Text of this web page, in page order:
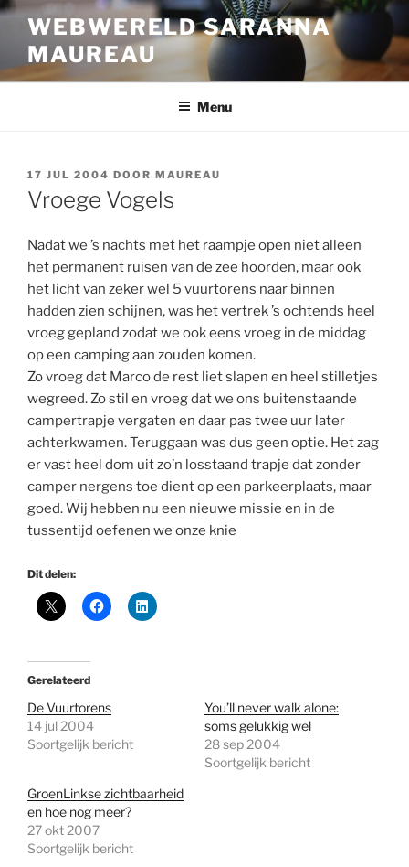
Ga
inhoud
WEBWERELD SARANNA
MAUREAU
Menu
GEPLAATST
OP
17 JUL 2004 DOOR MAUREAU
Vroege Vogels
Nadat we ’s nachts met het raampje open niet alleen
het permanent ruisen van de zee hoorden, maar ook
het licht van zeker wel 5 vuurtorens naar binnen
hadden zien schijnen, was het vertrek ’s ochtends heel
vroeg gepland zodat we ook eens vroeg in de middag
op een camping aan zouden komen.
Zo vroeg dat Marco de rest liet slapen en heel stilletjes
wegreed. Zo stil en vroeg dat we ons buitenstaande
campertrapje vergaten en daar pas twee uur later
achterkwamen. Teruggaan was dus geen optie. Het zag
er vast heel dom uit zo’n losstaand trapje dat zonder
camper nergens toe dient op een parkeerplaats, maar
goed. Wij hebben nu een nieuwe missie en in de
tussentijd oefenen we onze knie
Dit delen:
Gerelateerd
De Vuurtorens
14 jul 2004
Soortgelijk bericht
You’ll never walk alone:
soms gelukkig wel
28 sep 2004
Soortgelijk bericht
GroenLinkse zichtbaarheid
en hoe nog meer?
27 okt 2007
Soortgelijk bericht